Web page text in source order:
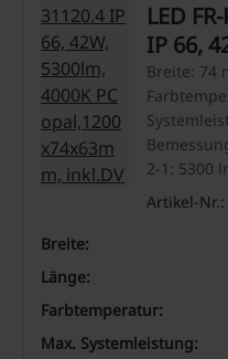
LED
IP 66,
Breite: 74
2-1: 5300
Artikel-Nr.:
Breite:
Länge:
Farbtemperatur:
Max. Systemleistung: